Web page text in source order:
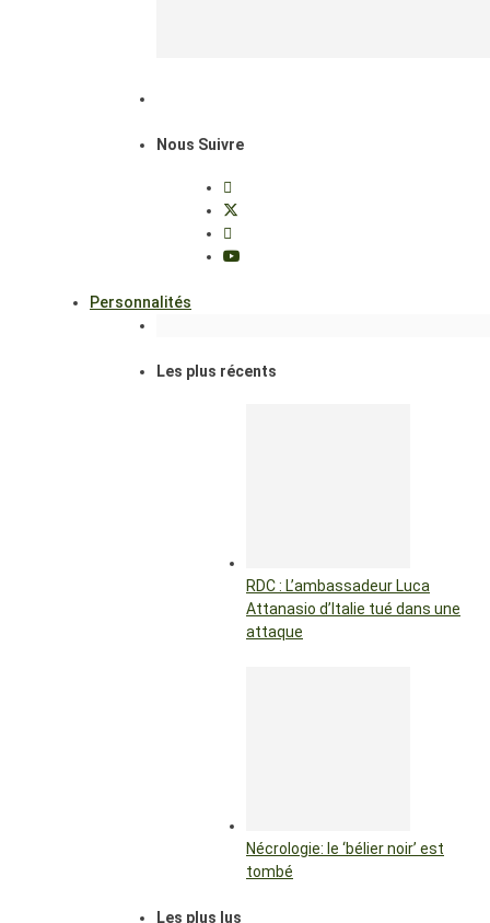
Nous Suivre
Personnalités
Les plus récents
RDC : L’ambassadeur Luca
Attanasio d’Italie tué dans une
attaque
Nécrologie: le ‘bélier noir’ est
tombé
Les plus lus